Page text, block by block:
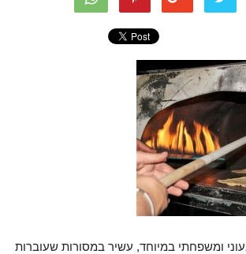
ומשפחתי במיוחד, עשיר במסורות שעוברות